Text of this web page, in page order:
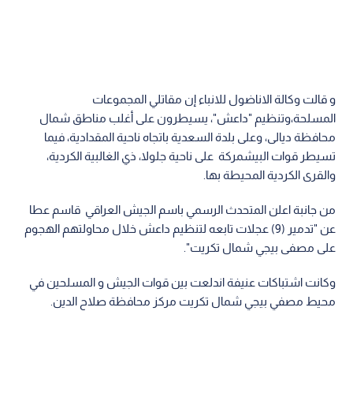
و قالت وكالة الاناضول للانباء إن مقاتلي المجموعات
المسلحة،وتنظيم "داعش"، يسيطرون على أغلب مناطق شمال
محافظة ديالى، وعلى بلدة السعدية باتجاه ناحية المقدادية، فيما
تسيطر قوات البيشمركة على ناحية جلولا، ذي الغالبية الكردية،
والقرى الكردية المحيطة بها.
من جانبة اعلن المتحدث الرسمي باسم الجيش العراقي قاسم عطا
عن "تدمير (9) عجلات تابعه لتنظيم داعش خلال محاولتهم الهجوم
على مصفى بيجي شمال تكريت".
وكانت اشتباكات عنيفة اندلعت بين قوات الجيش و المسلحين في
محيط مصفي بيجي شمال تكريت مركز محافظة صلاح الدين.